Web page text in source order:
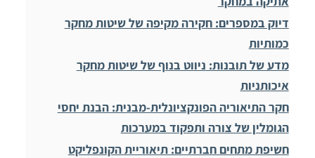
דיוק במספרים: חקירה מקיפה של שיטות מחקר
כמותיות
מדע של תובנות: ניווט בנוף של שיטות מחקר
איכותניות
חקר התיאוריה הפונקציונלית-מבנית: הבנת יחסי
הגומלין של צורה ותפקוד במערכות
חשיפת מתחים חברתיים: תיאוריית הקונפליקט